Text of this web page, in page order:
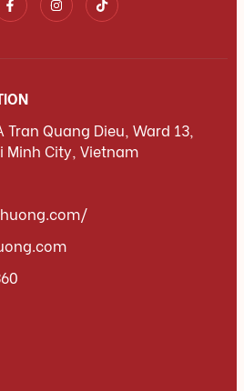
Tran Quang Dieu, Ward 13,
Minh City, Vietnam